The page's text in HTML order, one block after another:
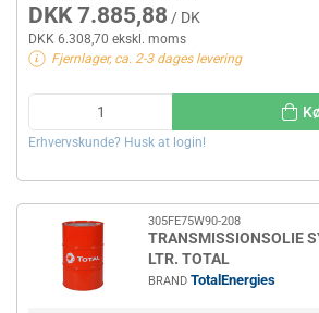
DKK 7.885,88 / DK
DKK 6.308,70 ekskl. moms
Fjernlager, ca. 2-3 dages levering
Erhvervskunde? Husk at login!
305FE75W90-208
TRANSMISSIONSOLIE
LTR. TOTAL
BRAND TotalEnergies